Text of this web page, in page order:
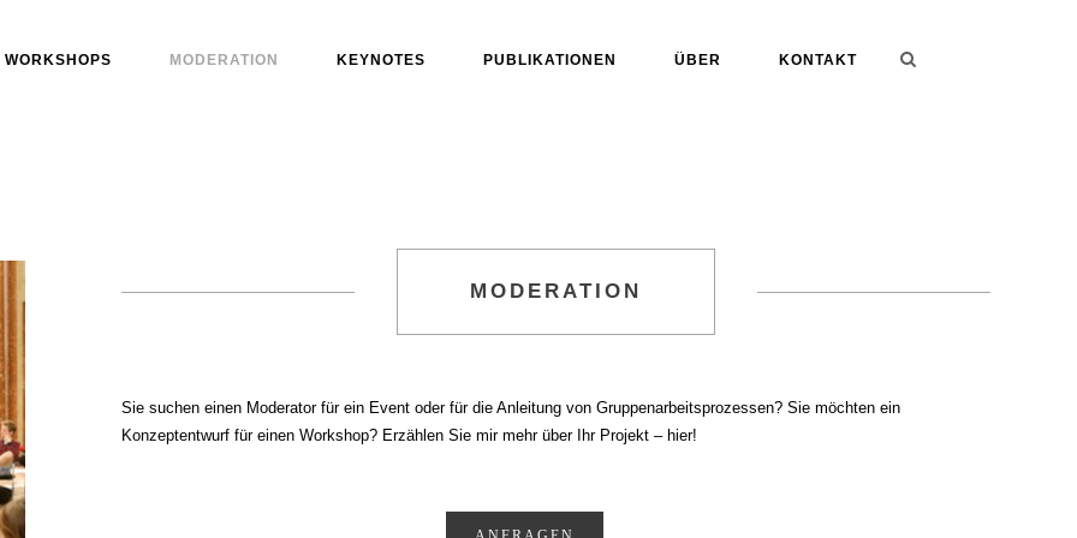
WORKSHOPS MODERATION KEYNOTES PUBLIKATIONEN ÜBER KONTAKT
MODERATION
Sie suchen einen Moderator für ein Event oder für die Anleitung von Gruppenarbeitsprozessen? Sie möchten ein
Konzeptentwurf für einen Workshop? Erzählen Sie mir mehr über Ihr Projekt – hier!